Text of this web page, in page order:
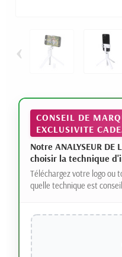
‹
CONSEIL DE
EXCLUSIVITE
Notre ANALYSEUR
choisir la technique
Téléchargez votre logo ou
quelle technique est